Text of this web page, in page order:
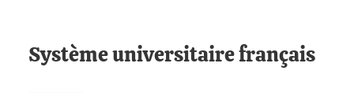
Système universitaire français